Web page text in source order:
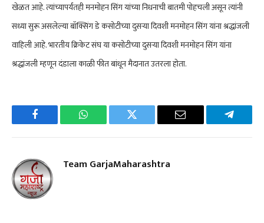
खेळत आहे. त्यांच्यापर्यंतही मनमोहन सिंग यांच्या निधनाची बातमी पोहचली असून त्यांनी
सध्या सुरू असलेल्या बॉक्सिंग डे कसोटीच्या दुसऱ्या दिवशी मनमोहन सिंग यांना श्रद्धांजली
वाहिली आहे. भारतीय क्रिकेट संघ या कसोटीच्या दुसऱ्या दिवशी मनमोहन सिंग यांना
श्रद्धांजली म्हणून दंडाला काळी फीत बांधून मैदानात उतरला होता.
Facebook WhatsApp Twitter Email
Team GarjaMaharashtra